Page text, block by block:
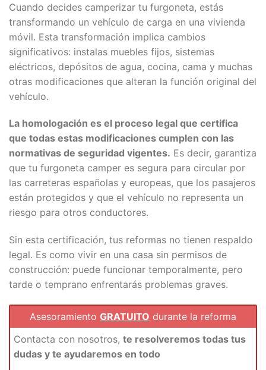
Cuando decides camperizar tu furgoneta, estás
transformando un vehículo de carga en una vivienda
móvil. Esta transformación implica cambios
significativos: instalas muebles fijos, sistemas
eléctricos, depósitos de agua, cocina, cama y muchas
otras modificaciones que alteran la función original del
vehículo.
La homologación es el proceso legal que certifica
que todas estas modificaciones cumplen con las
normativas de seguridad vigentes. Es decir, garantiza
que tu furgoneta camper es segura para circular por
las carreteras españolas y europeas, que los pasajeros
están protegidos y que el vehículo no representa un
riesgo para otros conductores.
Sin esta certificación, tus reformas no tienen respaldo
legal. Es como vivir en una casa sin permisos de
construcción: puede funcionar temporalmente, pero
tarde o temprano enfrentarás problemas graves.
Asesoramiento GRATUITO durante la reforma
Contacta con nosotros,te resolveremos todas tus
dudas y te ayudaremos en todo